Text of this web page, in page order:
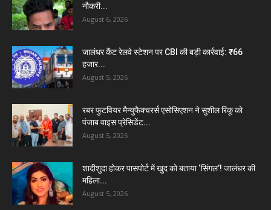
नौकरी...
August 6, 2026
जालंधर कैंट रेलवे स्टेशन पर CBI की बड़ी कार्रवाई: ₹66
हजार...
August 5, 2026
रबर फुटवियर मैन्युफैक्चरर्स एसोसिएशन ने सुशील रिंकू को
पंजाब वाइस प्रेसिडेंट...
August 5, 2026
शादीशुदा होकर पासपोर्ट में खुद को बताया ‘सिंगल’! जालंधर की
महिला...
August 5, 2026